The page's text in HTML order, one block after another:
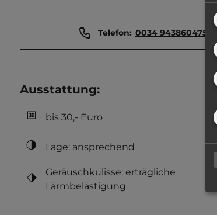
Telefon: 0034 943860475
Ausstattung:
bis 30,- Euro
Lage: ansprechend
Geräuschkulisse: erträgliche
Lärmbelästigung